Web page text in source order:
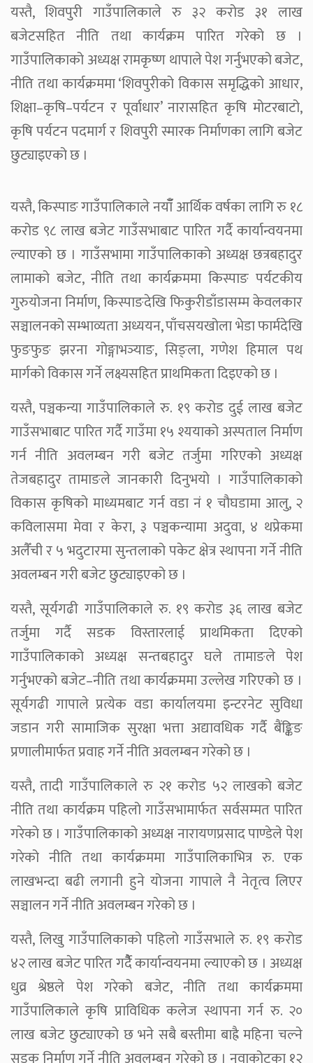
यस्तै, शिवपुरी गाउँपालिकाले रु ३२ करोड ३१ लाख
बजेटसहित नीति तथा कार्यक्रम पारित गरेको छ ।
गाउँपालिकाको अध्यक्ष रामकृष्ण थापाले पेश गर्नुभएको बजेट,
नीति तथा कार्यक्रममा ‘शिवपुरीको विकास समृद्धिको आधार,
शिक्षा–कृषि–पर्यटन र पूर्वाधार’ नारासहित कृषि मोटरबाटो,
कृषि पर्यटन पदमार्ग र शिवपुरी स्मारक निर्माणका लागि बजेट
छुट्याइएको छ ।
यस्तै, किस्पाङ गाउँपालिकाले नयाँँ आर्थिक वर्षका लागि रु १८
करोड ९८ लाख बजेट गाउँसभाबाट पारित गर्दै कार्यान्वयनमा
ल्याएको छ । गाउँसभामा गाउँपालिकाको अध्यक्ष छत्रबहादुर
लामाको बजेट, नीति तथा कार्यक्रममा किस्पाङ पर्यटकीय
गुरुयोजना निर्माण, किस्पाङदेखि फिकुरीडाँडासम्म केवलकार
सञ्चालनको सम्भाव्यता अध्ययन, पाँचसयखोला भेडा फार्मदेखि
फुङफुङ झरना गोङ्गाभञ्याङ, सिङ्ला, गणेश हिमाल पथ
मार्गको विकास गर्ने लक्ष्यसहित प्राथमिकता दिइएको छ ।
यस्तै, पञ्चकन्या गाउँपालिकाले रु. १९ करोड दुई लाख बजेट
गाउँसभाबाट पारित गर्दै गाउँमा १५ श्ययाको अस्पताल निर्माण
गर्न नीति अवलम्बन गरी बजेट तर्जुमा गरिएको अध्यक्ष
तेजबहादुर तामाङले जानकारी दिनुभयो । गाउँपालिकाको
विकास कृषिको माध्यमबाट गर्न वडा नं १ चौघडामा आलु, २
कविलासमा मेवा र केरा, ३ पञ्चकन्यामा अदुवा, ४ थप्रेकमा
अलैँची र ५ भदुटारमा सुन्तलाको पकेट क्षेत्र स्थापना गर्ने नीति
अवलम्बन गरी बजेट छुट्याइएको छ ।
यस्तै, सूर्यगढी गाउँपालिकाले रु. १९ करोड ३६ लाख बजेट
तर्जुमा गर्दै सडक विस्तारलाई प्राथमिकता दिएको
गाउँपालिकाको अध्यक्ष सन्तबहादुर घले तामाङले पेश
गर्नुभएको बजेट–नीति तथा कार्यक्रममा उल्लेख गरिएको छ ।
सूर्यगढी गापाले प्रत्येक वडा कार्यालयमा इन्टरनेट सुविधा
जडान गरी सामाजिक सुरक्षा भत्ता अद्यावधिक गर्दै बैंङ्किङ
प्रणालीमार्फत प्रवाह गर्ने नीति अवलम्बन गरेको छ ।
यस्तै, तादी गाउँपालिकाले रु २१ करोड ५२ लाखको बजेट
नीति तथा कार्यक्रम पहिलो गाउँसभामार्फत सर्वसम्मत पारित
गरेको छ । गाउँपालिकाको अध्यक्ष नारायणप्रसाद पाण्डेले पेश
गरेको नीति तथा कार्यक्रममा गाउँपालिकाभित्र रु. एक
लाखभन्दा बढी लगानी हुने योजना गापाले नै नेतृत्व लिएर
सञ्चालन गर्ने नीति अवलम्बन गरेको छ ।
यस्तै, लिखु गाउँपालिकाको पहिलो गाउँसभाले रु. १९ करोड
४२ लाख बजेट पारित गर्दैैै कार्यान्वयनमा ल्याएको छ । अध्यक्ष
धुव्र श्रेष्ठले पेश गरेको बजेट, नीति तथा कार्यक्रममा
गाउँपालिकाले कृषि प्राविधिक कलेज स्थापना गर्न रु. २०
लाख बजेट छुट्याएको छ भने सबै बस्तीमा बाह्रै महिना चल्ने